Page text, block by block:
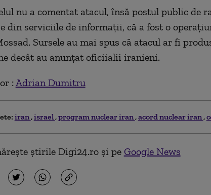
nu a comentat atacul, însă postul public de
din serviciile de informații, că a fost o
Sursele au mai spus că atacul ar fi
decât au anunțat oficiialii iranieni.
: Adrian Dumitru
iran israel program nuclear iran acord nuclear iran
știrile Digi24.ro și pe Google News